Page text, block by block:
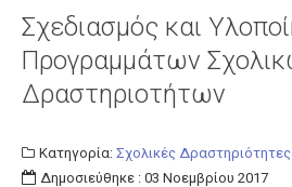
Γενικά Λύκεια
Επαγγελματικά Λύκεια
Ε.Ε.Ε.Ε.K.
Εκδρομές
Σχεδιασμός και
Προγραμμάτων
Δραστηριοτήτων
Κατηγορία: Σχολικές Δραστηριότητες
Δημοσιεύθηκε : 03 Νοεμβρίου 2017